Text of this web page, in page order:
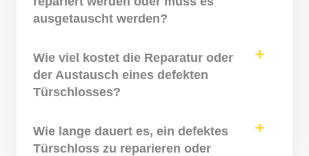
ausgetauscht werden?
Wie viel kostet die Reparatur oder
der Austausch eines defekten
Türschlosses?
Wie lange dauert es, ein defektes
Türschloss zu reparieren oder